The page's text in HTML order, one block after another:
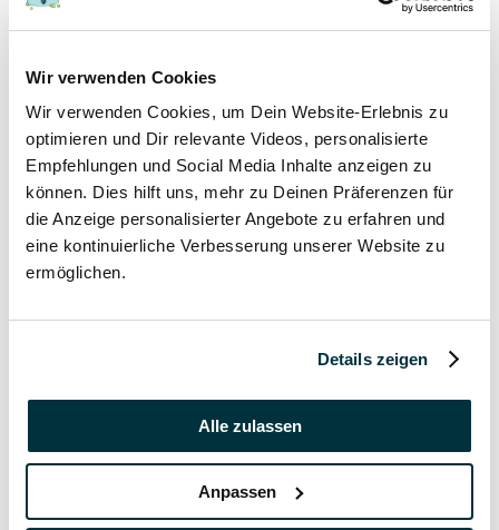
Wir verwenden Cookies
Wir verwenden Cookies, um Dein Website-Erlebnis zu
optimieren und Dir relevante Videos, personalisierte
Empfehlungen und Social Media Inhalte anzeigen zu
können. Dies hilft uns, mehr zu Deinen Präferenzen für
die Anzeige personalisierter Angebote zu erfahren und
eine kontinuierliche Verbesserung unserer Website zu
ermöglichen.
Details zeigen
Alle zulassen
Anpassen
19 September 2021
Kaninchen
Katzen
Papageien
7 September 2021
Hygieneregeln beim Tierarzt für Mensch und Tier
Kaninchen
Kaninchen beschäftigen: so bleibt der Alltag